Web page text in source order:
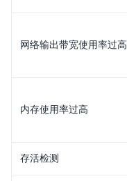
网络输出带宽使用率过高
内存使用率过高
存活检测